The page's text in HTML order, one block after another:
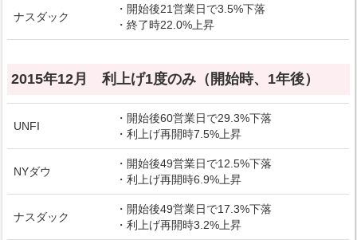
ナスダック
・開始後21営業日で3.5%下落
・終了時22.0%上昇
2015年12月 利上げ1度のみ（開始時、1年後）
UNFI
・開始後60営業日で29.3%下落
・利上げ再開時7.5%上昇
NYダウ
・開始後49営業日で12.5%下落
・利上げ再開時6.9%上昇
ナスダック
・開始後49営業日で17.3%下落
・利上げ再開時3.2%上昇